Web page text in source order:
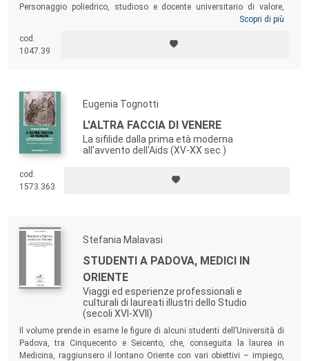
Personaggio poliedrico, studioso e docente universitario di valore,
Bocchia volle essere presente in prima linea ogni volta in cui l’Italia
documenti che lo riguardano, e che è stato possibile reperire, mette
finalmente in luce la sua dedizione all’Associazione, sino in età
Scopri di più
cod.
1047.39
Eugenia Tognotti
L'ALTRA FACCIA DI VENERE
La sifilide dalla prima età moderna
all'avvento dell'Aids (XV-XX sec.)
cod.
1573.363
Stefania Malavasi
STUDENTI A PADOVA, MEDICI IN
ORIENTE
Viaggi ed esperienze professionali e
culturali di laureati illustri dello Studio
(secoli XVI-XVII)
Il volume prende in esame le figure di alcuni studenti dell’Università di
Padova, tra Cinquecento e Seicento, che, conseguita la laurea in
Medicina, raggiunsero il lontano Oriente con vari obiettivi – impiego,